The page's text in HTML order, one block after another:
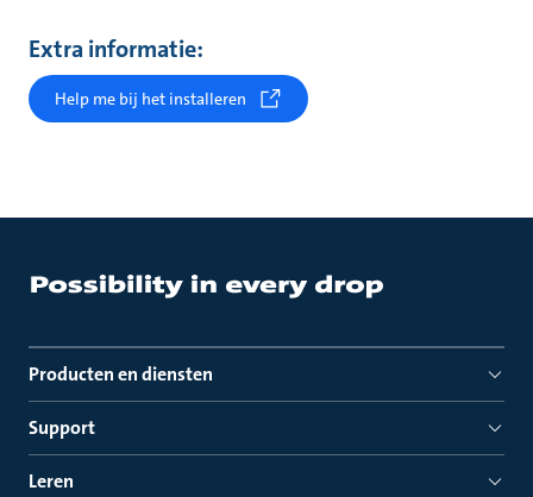
Extra informatie:
Help me bij het installeren
Producten en diensten
Support
Leren